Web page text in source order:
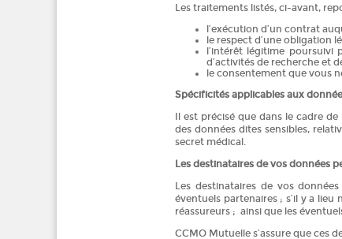
Les traitements listés, ci-avant,
l’exécution d’un contrat
le respect d’une obligation
l’intérêt légitime
d’activités de recherche et
le consentement que vous
Spécificités applicables aux
Il est précisé que dans le cadre
des données dites sensibles,
secret médical.
Les destinataires de vos données
Les destinataires de vos
éventuels partenaires ; s’il y a
réassureurs ; ainsi que les
CCMO Mutuelle s’assure que ces